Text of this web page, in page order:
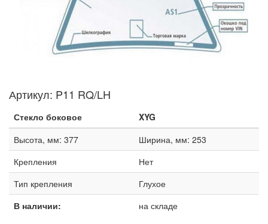
Артикул: P11 RQ/LH
Стекло боковое
XYG
Высота, мм: 377
Ширина, мм: 253
Крепления
Нет
Тип крепления
Глухое
В наличии:
на складе